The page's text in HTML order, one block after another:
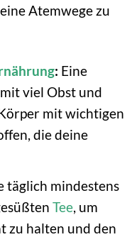
Atemwege zu
: Eine
viel Obst und
mit wichtigen
die deine
täglich mindestens
Tee, um
zu halten und den